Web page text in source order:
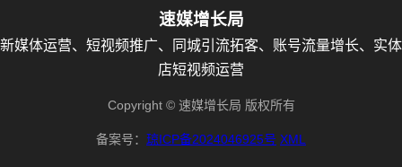
速媒增长局
新媒体运营、短视频推广、同城引流拓客、账号流量增长、实体
店短视频运营
Copyright © 速媒增长局 版权所有
备案号： 琼ICP备2024046925号 XML